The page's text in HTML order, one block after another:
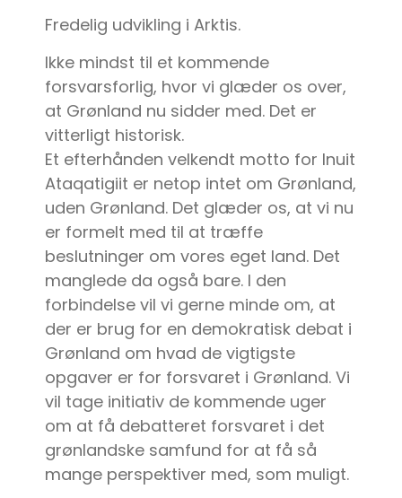
Fredelig udvikling i Arktis.
Ikke mindst til et kommende
forsvarsforlig, hvor vi glæder os over,
at Grønland nu sidder med. Det er
vitterligt historisk.
Et efterhånden velkendt motto for Inuit
Ataqatigiit er netop intet om Grønland,
uden Grønland. Det glæder os, at vi nu
er formelt med til at træffe
beslutninger om vores eget land. Det
manglede da også bare. I den
forbindelse vil vi gerne minde om, at
der er brug for en demokratisk debat i
Grønland om hvad de vigtigste
opgaver er for forsvaret i Grønland. Vi
vil tage initiativ de kommende uger
om at få debatteret forsvaret i det
grønlandske samfund for at få så
mange perspektiver med, som muligt.